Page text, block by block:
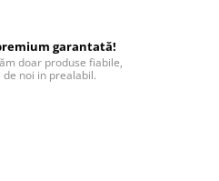
garantată!
doar produse fiabile,
noi in prealabil.